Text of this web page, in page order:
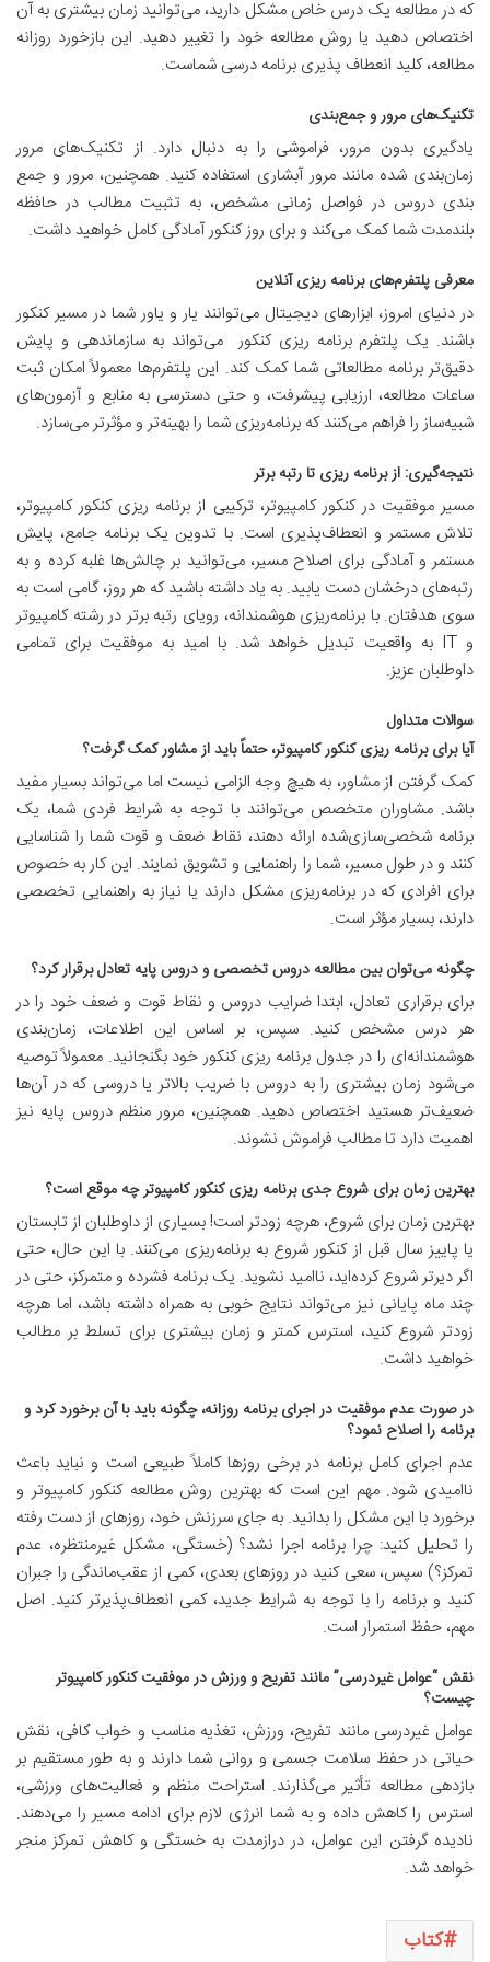
که در مطالعه یک درس خاص مشکل دارید، می‌توانید زمان بیشتری به آن
اختصاص دهید یا روش مطالعه خود را تغییر دهید. این بازخورد روزانه
مطالعه، کلید انعطاف پذیری برنامه درسی شماست.
تکنیک‌های مرور و جمع‌بندی
یادگیری بدون مرور، فراموشی را به دنبال دارد. از تکنیک‌های مرور
زمان‌بندی شده مانند مرور آبشاری استفاده کنید. همچنین، مرور و جمع
بندی دروس در فواصل زمانی مشخص، به تثبیت مطالب در حافظه
بلندمدت شما کمک می‌کند و برای روز کنکور آمادگی کامل خواهید داشت.
معرفی پلتفرم‌های برنامه ریزی آنلاین
در دنیای امروز، ابزارهای دیجیتال می‌توانند یار و یاور شما در مسیر کنکور
باشند. یک پلتفرم برنامه ریزی کنکور می‌تواند به سازماندهی و پایش
دقیق‌تر برنامه مطالعاتی شما کمک کند. این پلتفرم‌ها معمولاً امکان ثبت
ساعات مطالعه، ارزیابی پیشرفت، و حتی دسترسی به منابع و آزمون‌های
شبیه‌ساز را فراهم می‌کنند که برنامه‌ریزی شما را بهینه‌تر و مؤثرتر می‌سازد.
نتیجه‌گیری: از برنامه ریزی تا رتبه برتر
مسیر موفقیت در کنکور کامپیوتر، ترکیبی از برنامه ریزی کنکور کامپیوتر،
تلاش مستمر و انعطاف‌پذیری است. با تدوین یک برنامه جامع، پایش
مستمر و آمادگی برای اصلاح مسیر، می‌توانید بر چالش‌ها غلبه کرده و به
رتبه‌های درخشان دست یابید. به یاد داشته باشید که هر روز، گامی است به
سوی هدفتان. با برنامه‌ریزی هوشمندانه، رویای رتبه برتر در رشته کامپیوتر
و IT به واقعیت تبدیل خواهد شد. با امید به موفقیت برای تمامی
داوطلبان عزیز.
سوالات متداول
آیا برای برنامه ریزی کنکور کامپیوتر، حتماً باید از مشاور کمک گرفت؟
کمک گرفتن از مشاور، به هیچ وجه الزامی نیست اما می‌تواند بسیار مفید
باشد. مشاوران متخصص می‌توانند با توجه به شرایط فردی شما، یک
برنامه شخصی‌سازی‌شده ارائه دهند، نقاط ضعف و قوت شما را شناسایی
کنند و در طول مسیر، شما را راهنمایی و تشویق نمایند. این کار به خصوص
برای افرادی که در برنامه‌ریزی مشکل دارند یا نیاز به راهنمایی تخصصی
دارند، بسیار مؤثر است.
چگونه می‌توان بین مطالعه دروس تخصصی و دروس پایه تعادل برقرار کرد؟
برای برقراری تعادل، ابتدا ضرایب دروس و نقاط قوت و ضعف خود را در
هر درس مشخص کنید. سپس، بر اساس این اطلاعات، زمان‌بندی
هوشمندانه‌ای را درجدول برنامه ریزی کنکورخود بگنجانید. معمولاً توصیه
می‌شود زمان بیشتری را به دروس با ضریب بالاتر یا دروسی که در آن‌ها
ضعیف‌تر هستید اختصاص دهید. همچنین، مرور منظم دروس پایه نیز
اهمیت دارد تا مطالب فراموش نشوند.
بهترین زمان برای شروع جدی برنامه ریزی کنکور کامپیوتر چه موقع است؟
بهترین زمان برای شروع، هرچه زودتر است! بسیاری از داوطلبان از تابستان
یا پاییز سال قبل از کنکور شروع به برنامه‌ریزی می‌کنند. با این حال، حتی
اگر دیرتر شروع کرده‌اید، ناامید نشوید. یک برنامه فشرده و متمرکز، حتی در
چند ماه پایانی نیز می‌تواند نتایج خوبی به همراه داشته باشد، اما هرچه
زودتر شروع کنید، استرس کمتر و زمان بیشتری برای تسلط بر مطالب
خواهید داشت.
در صورت عدم موفقیت در اجرای برنامه روزانه، چگونه باید با آن برخورد کرد و
برنامه را اصلاح نمود؟
عدم اجرای کامل برنامه در برخی روزها کاملاً طبیعی است و نباید باعث
ناامیدی شود. مهم این است که بهترین روش مطالعه کنکور کامپیوتر و
برخورد با این مشکل را بدانید. به جای سرزنش خود، روزهای از دست رفته
را تحلیل کنید: چرا برنامه اجرا نشد؟ (خستگی، مشکل غیرمنتظره، عدم
تمرکز؟) سپس، سعی کنید در روزهای بعدی، کمی از عقب‌ماندگی را جبران
کنید و برنامه را با توجه به شرایط جدید، کمی انعطاف‌پذیرتر کنید. اصل
مهم، حفظ استمرار است.
نقش “عوامل غیردرسی” مانند تفریح و ورزش در موفقیت کنکور کامپیوتر
چیست؟
عوامل غیردرسی مانند تفریح، ورزش، تغذیه مناسب و خواب کافی، نقش
حیاتی در حفظ سلامت جسمی و روانی شما دارند و به طور مستقیم بر
بازدهی مطالعه تأثیر می‌گذارند. استراحت منظم و فعالیت‌های ورزشی،
استرس را کاهش داده و به شما انرژی لازم برای ادامه مسیر را می‌دهند.
نادیده گرفتن این عوامل، در درازمدت به خستگی و کاهش تمرکز منجر
خواهد شد.
کتاب